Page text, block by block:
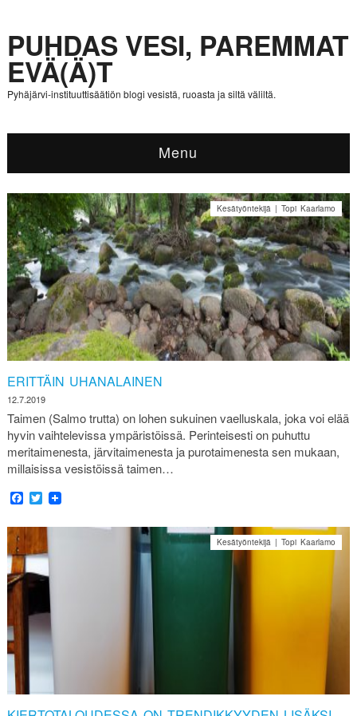
PUHDAS VESI, PAREMMAT
EVÄ(Ä)T
Pyhäjärvi-instituuttisäätiön blogi vesistä, ruoasta ja siltä väliltä.
Menu
ERITTÄIN UHANALAINEN
12.7.2019
Kesätyöntekijä | Topi Kaarlamo
Taimen (Salmo trutta) on lohen sukuinen vaelluskala, joka voi elää
hyvin vaihtelevissa ympäristöissä. Perinteisesti on puhuttu
meritaimenesta, järvitaimenesta ja purotaimenesta sen mukaan,
millaisissa vesistöissä taimen…
Facebook
Twitter
Kesätyöntekijä | Topi Kaarlamo